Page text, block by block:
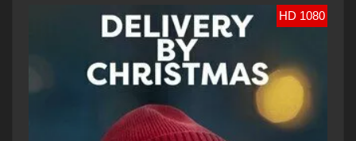
HD 1080